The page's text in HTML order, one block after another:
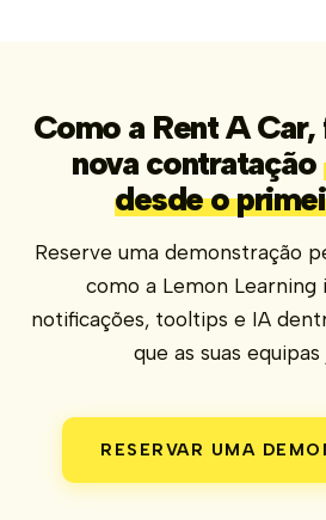
Como a Rent A
nova contratação
desde o
Reserve uma demonstração
como a Lemon Learning
notificações, tooltips e IA
que as suas equipas
RESERVAR UMA